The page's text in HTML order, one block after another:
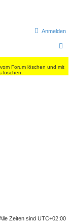
Anmelden
u
Forum löschen und mit
löschen.
Zeiten sind UTC+02:00